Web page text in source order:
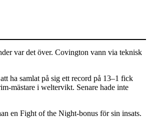
var det över. Covington vann via teknisk
ha samlat på sig ett record på 13–1 fick
mästare i weltervikt. Senare hade inte
en Fight of the Night-bonus för sin insats.